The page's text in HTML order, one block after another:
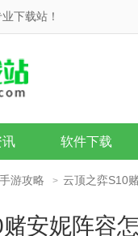
下载站！
讯 软件下载
手游攻略 > 云顶之弈S10
安妮阵容